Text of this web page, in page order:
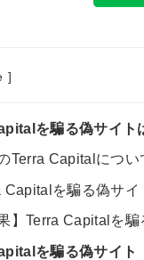
]
を騙る偽サイト
Terra Capitalについ
Capitalを騙る偽サイ
果】Terra Capitalを
を騙る偽サイト